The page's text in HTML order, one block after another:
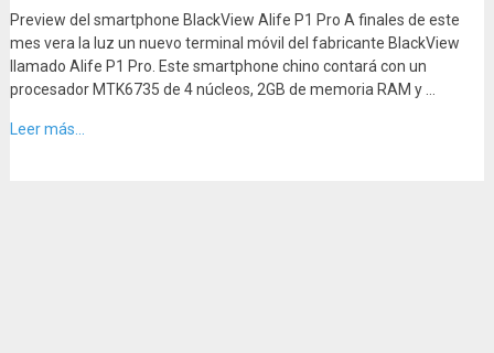
Preview del smartphone BlackView Alife P1 Pro A finales de este
mes vera la luz un nuevo terminal móvil del fabricante BlackView
llamado Alife P1 Pro. Este smartphone chino contará con un
procesador MTK6735 de 4 núcleos, 2GB de memoria RAM y …
Leer más...